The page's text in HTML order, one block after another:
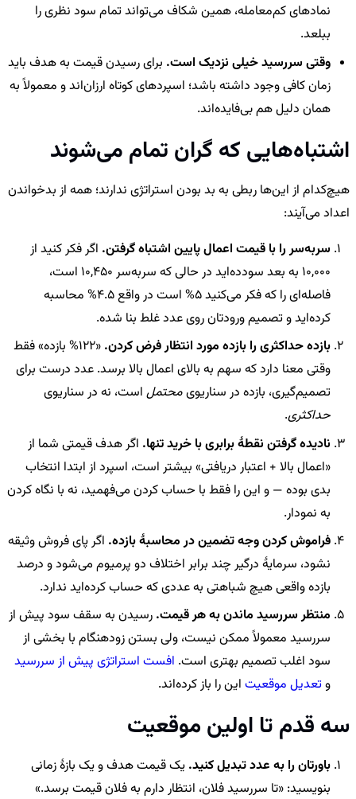
نمادهای کم‌معامله، همین شکاف می‌تواند تمام سود نظری را
ببلعد.
وقتی سررسید خیلی نزدیک است. برای رسیدن قیمت به هدف باید
زمان کافی وجود داشته باشد؛ اسپردهای کوتاه ارزان‌اند و معمولاً به
همان دلیل هم بی‌فایده‌اند.
اشتباه‌هایی که گران تمام می‌شوند
هیچ‌کدام از این‌ها ربطی به بد بودن استراتژی ندارند؛ همه از بدخواندن
اعداد می‌آیند:
سربه‌سر را با قیمت اعمال پایین اشتباه گرفتن. اگر فکر کنید از
10,000 به بعد سودده‌اید در حالی که سربه‌سر 10,450 است،
فاصله‌ای را که فکر می‌کنید 5% است در واقع 4.5% محاسبه
کرده‌اید و تصمیم ورودتان روی عدد غلط بنا شده.
بازده حداکثری را بازده مورد انتظار فرض کردن.
«122% بازده» فقط
وقتی معنا دارد که سهم به بالای اعمال بالا برسد. عدد درست برای
تصمیم‌گیری، بازده در سناریویمحتمل است، نه در سناریوی
حداکثری.
نادیده گرفتن نقطهٔ برابری با خرید تنها. اگر هدف قیمتی شما از
«اعمال بالا + اعتبار دریافتی» بیشتر است، اسپرد از ابتدا انتخاب
بدی بوده — و این را فقط با حساب کردن می‌فهمید، نه با نگاه کردن
به نمودار.
فراموش کردن وجه تضمین در محاسبهٔ بازده. اگر پای فروش وثیقه
نشود، سرمایهٔ درگیر چند برابر اختلاف دو پرمیوم می‌شود و درصد
بازده واقعی هیچ شباهتی به عددی که حساب کرده‌اید ندارد.
منتظر سررسید ماندن به هر قیمت. رسیدن به سقف سود پیش از
سررسید معمولاً ممکن نیست، ولی بستن زودهنگام با بخشی از
سود اغلب تصمیم بهتری است. افست استراتژی پیش از سررسید
وتعدیل موقعیت این را باز کرده‌اند.
سه قدم تا اولین موقعیت
باورتان را به عدد تبدیل کنید. یک قیمت هدف و یک بازهٔ زمانی
بنویسید: «تا سررسید فلان، انتظار دارم به فلان قیمت برسد.»